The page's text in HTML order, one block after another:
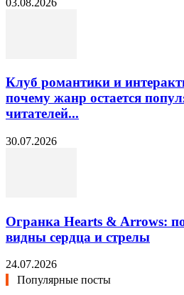
Клуб романтики и
почему жанр остается
читателей...
30.07.2026
Огранка Hearts & Arrows:
видны сердца и стрелы
24.07.2026
Популярные посты